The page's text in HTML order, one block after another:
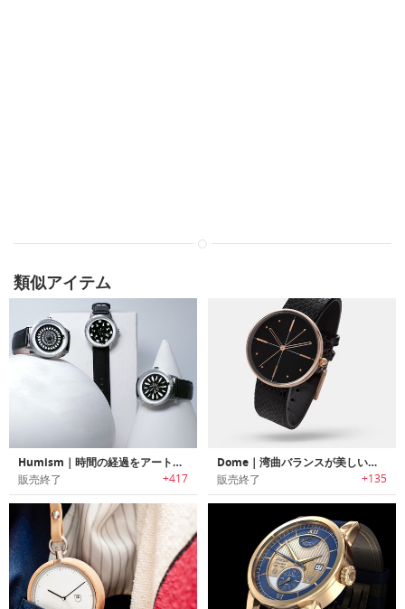
類似アイテム
Humism｜時間の経過をアートで表現するキネティックアートオートマチック時計「ヒューミズム」
販売終了 +417
Dome｜湾曲バランスが美しいデザインリストウォッチ「ドーム」
販売終了 +135